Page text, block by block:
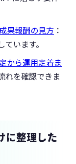
果報酬の見方 ：
います。
から運用定着ま
れを確認できま
に整理した